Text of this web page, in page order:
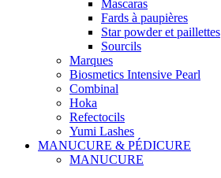
Mascaras
Fards à paupières
Star powder et paillettes
Sourcils
Marques
Biosmetics Intensive Pearl
Combinal
Hoka
Refectocils
Yumi Lashes
MANUCURE & PÉDICURE
MANUCURE